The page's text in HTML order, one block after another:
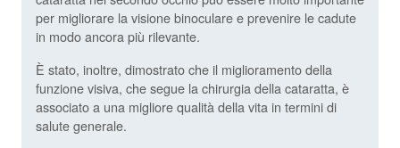
per migliorare la visione binoculare e prevenire le cadute
in modo ancora più rilevante.
È stato, inoltre, dimostrato che il miglioramento della
funzione visiva, che segue la chirurgia della cataratta, è
associato a una migliore qualità della vita in termini di
salute generale.